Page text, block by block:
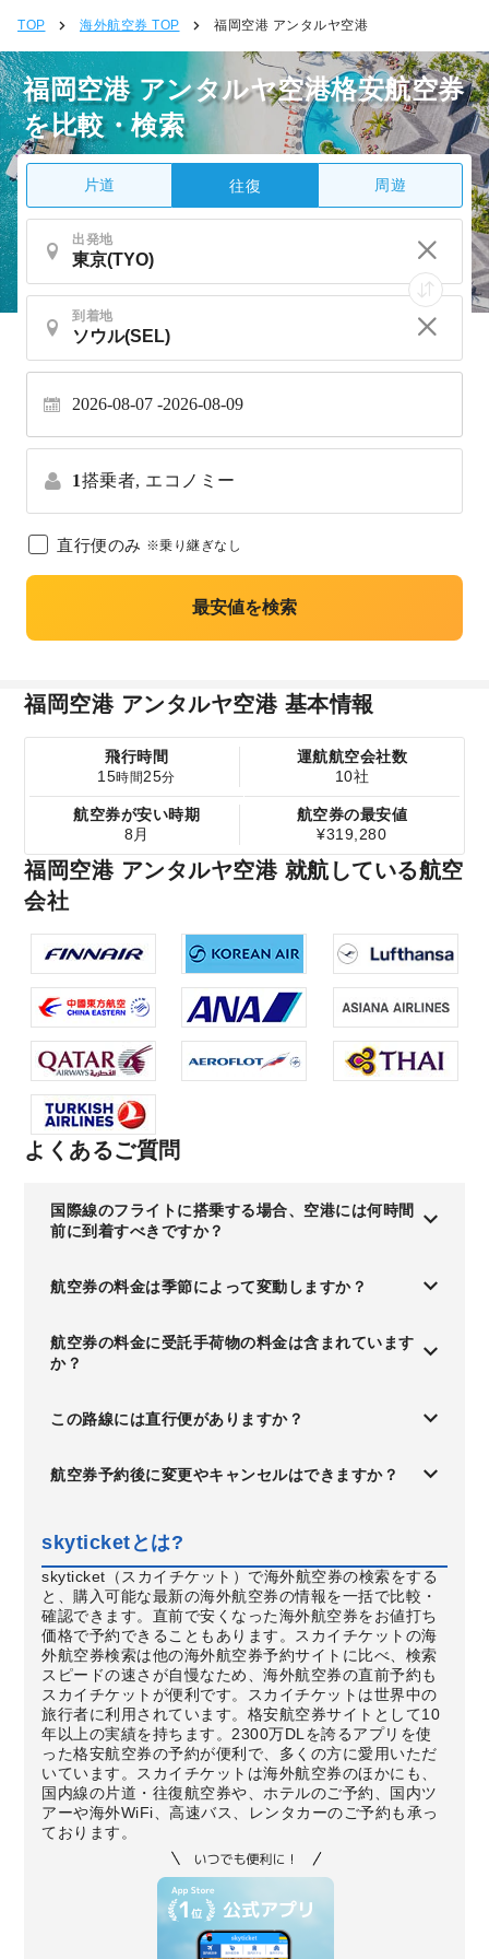
TOP 海外航空券 TOP 福岡空港 アンタルヤ空港
福岡空港 アンタルヤ空港格安航空券
を比較・検索
片道 往復 周遊
出発地
到着地
2026-08-07 2026-08-09
1搭乗者, エコノミー
直行便のみ ※乗り継ぎなし
最安値を検索
福岡空港 アンタルヤ空港 基本情報
飛行時間
15時間25分
運航航空会社数
10社
航空券が安い時期
8月
航空券の最安値
¥319,280
福岡空港 アンタルヤ空港 就航している航空
会社
よくあるご質問
国際線のフライトに搭乗する場合、空港には何時間
前に到着すべきですか？
航空券の料金は季節によって変動しますか？
航空券の料金に受託手荷物の料金は含まれています
か？
この路線には直行便がありますか？
航空券予約後に変更やキャンセルはできますか？
skyticketとは?
skyticket（スカイチケット）で海外航空券の検索をする
と、購入可能な最新の海外航空券の情報を一括で比較・
確認できます。直前で安くなった海外航空券をお値打ち
価格で予約できることもあります。スカイチケットの海
外航空券検索は他の海外航空券予約サイトに比べ、検索
スピードの速さが自慢なため、海外航空券の直前予約も
スカイチケットが便利です。スカイチケットは世界中の
旅行者に利用されています。格安航空券サイトとして10
年以上の実績を持ちます。2300万DLを誇るアプリを使
った格安航空券の予約が便利で、多くの方に愛用いただ
いています。スカイチケットは海外航空券のほかにも、
国内線の片道・往復航空券や、ホテルのご予約、国内ツ
アーや海外WiFi、高速バス、レンタカーのご予約も承っ
ております。